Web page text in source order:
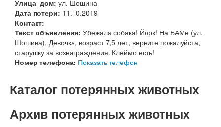
Улица, дом: ул. Шошина
Дата потери: 11.10.2019
Контакт:
Текст объявления: Убежала собака! Йорк! На БАМе (ул.
Шошина). Девочка, возраст 7,5 лет, верните пожалуйста,
старушку за вознаграждения. Клеймо есть!
Номер телефона: Показать телефон
Каталог потерянных животных
Архив потерянных животных